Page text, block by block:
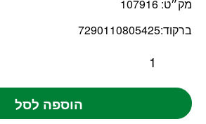
מק״ט: 107916
ברקוד:7290110805425
הוספה לסל